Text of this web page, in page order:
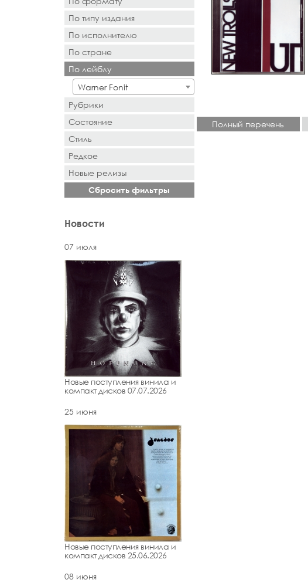
- Выбор -
По типу издания
- Выбор -
По исполнителю
- Поиск или выбор -
По стране
- Поиск или выбор -
По лейблу
Warner Fonit
Рубрики
Состояние
Стиль
Редкое
Новыe рeлизы
Сбросить фильтры
Новости
07 июля
Новые поступления винила и
компакт дисков 07.07.2026
25 июня
Новые поступления винила и
компакт дисков 25.06.2026
08 июня
Полный перечень